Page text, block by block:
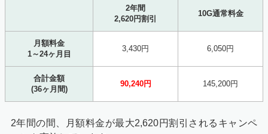
2年間
2,620円割引
10G通常料金
月額料金
1～24ヶ月目
3,430円 6,050円
合計金額
(36ヶ月間)
90,240円 145,200円
2年間の間、月額料金が最大2,620円割引されるキャンペ